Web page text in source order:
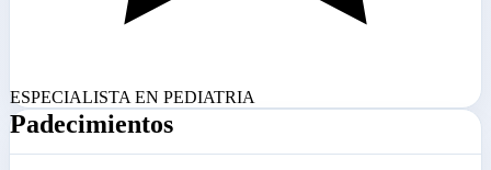
ESPECIALISTA EN PEDIATRIA
Padecimientos